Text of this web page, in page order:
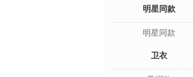
明星同款
明星同款
卫衣